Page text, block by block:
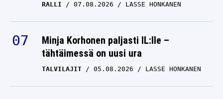
RALLI 07.08.2026 LASSE HONKANEN
Minja Korhonen paljasti IL:lle –
tähtäimessä on uusi ura
TALVILAJIT 05.08.2026 LASSE HONKANEN